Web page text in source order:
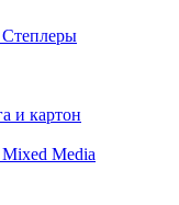
Степлеры
и картон
Media